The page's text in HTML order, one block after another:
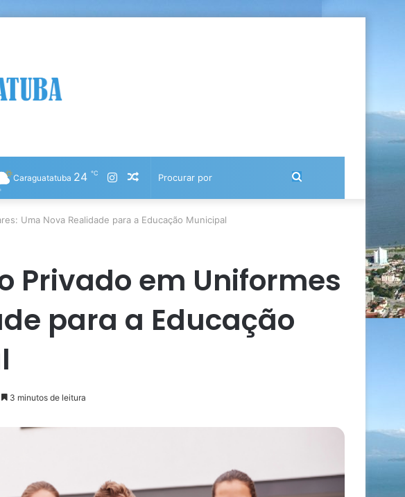
Procurar
Artigo
aleatório
Instagram
Caraguatatuba 24 ℃
Uma Nova Realidade para a Educação Municipal
em Uniformes
para a Educação
3 minutos de leitura